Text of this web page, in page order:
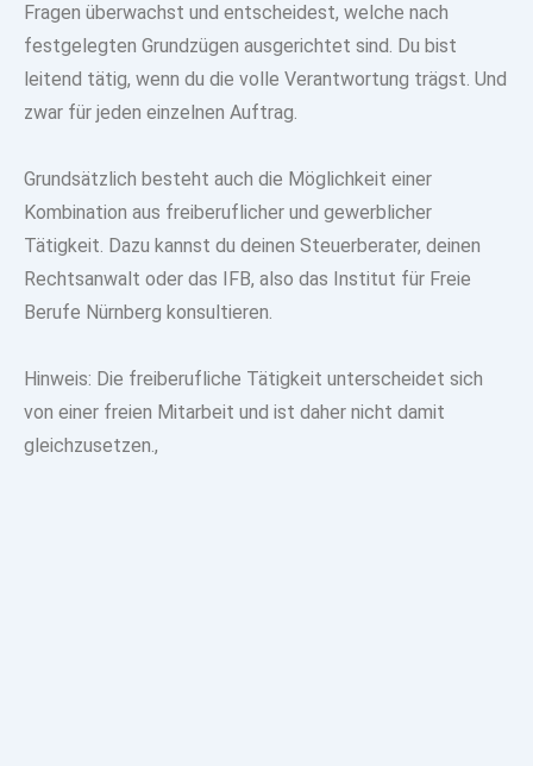
Fragen überwachst und entscheidest, welche nach
festgelegten Grundzügen ausgerichtet sind. Du bist
leitend tätig, wenn du die volle Verantwortung trägst. Und
zwar für jeden einzelnen Auftrag.
Grundsätzlich besteht auch die Möglichkeit einer
Kombination aus freiberuflicher und gewerblicher
Tätigkeit. Dazu kannst du deinen Steuerberater, deinen
Rechtsanwalt oder das IFB, also das Institut für Freie
Berufe Nürnberg konsultieren.
Hinweis: Die freiberufliche Tätigkeit unterscheidet sich
von einer freien Mitarbeit und ist daher nicht damit
gleichzusetzen.,